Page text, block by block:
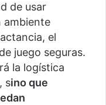
de usar
ambiente
el
juego seguras.
la logística
sino que